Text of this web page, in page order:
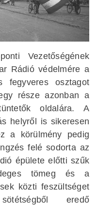
Vezetőségének
Rádió védelmére a
osztagot
része azonban a
oldalára. A
helyről is sikeresen
a körülmény pedig
felé sodorta az
épülete előtti szűk
tömeg és a
közti feszültséget
eredő